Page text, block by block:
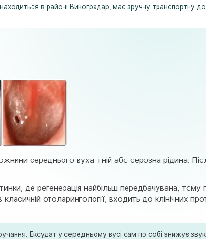
в районі Виноградар, має зручну транспортну
середнього вуха: гній або серозна рідина.
де регенерація найбільш передбачувана,
отоларингології, входить до клінічних
Ексудат у середньому вусі сам по собі знижує